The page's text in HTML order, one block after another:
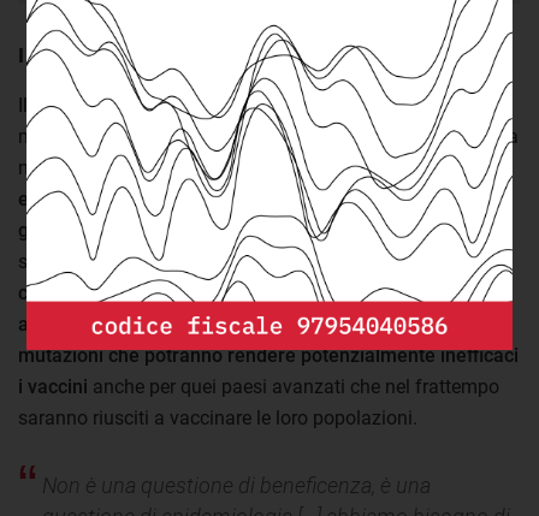
I limiti delle iniziative solidaristiche
Il principale limite di iniziative solidaristiche comunque
molto importanti, come Act-A e più in particolare Covax, sta
nel fatto chein una fase di pandemia la salute deve
essere necessariamente gestita come un bene pubblico
globale. Non si tratta solo di un discorso etico e di
solidarietà nei confronti dei paesi più fragili. Se il virus
continuerà a circolare nei paesi a basso reddito,
aumenteranno le probabilità che si sviluppino delle
mutazioni che potranno rendere potenzialmente inefficaci
i vaccini anche per quei paesi avanzati che nel frattempo
saranno riusciti a vaccinare le loro popolazioni.
Non è una questione di beneficenza, è una